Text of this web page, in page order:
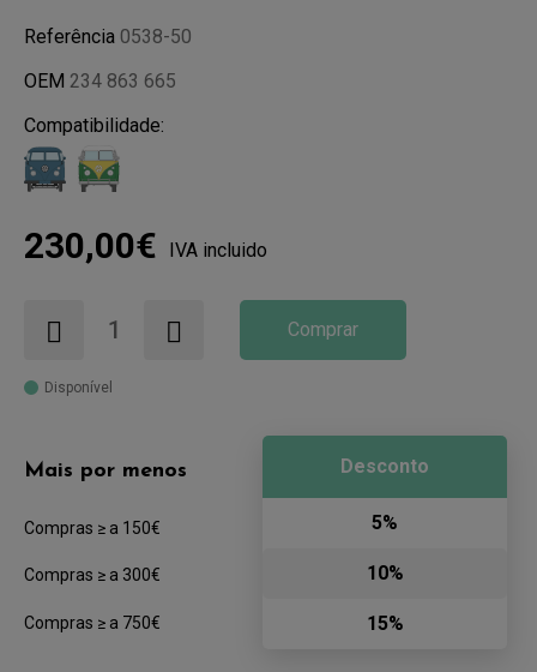
Referência 0538-50
OEM 234 863 665
Compatibilidade:
230,00€ IVA incluido
Comprar
Disponível
Mais por menos
Compras ≥ a 150€
Compras ≥ a 300€
Compras ≥ a 750€
Desconto
5%
10%
15%